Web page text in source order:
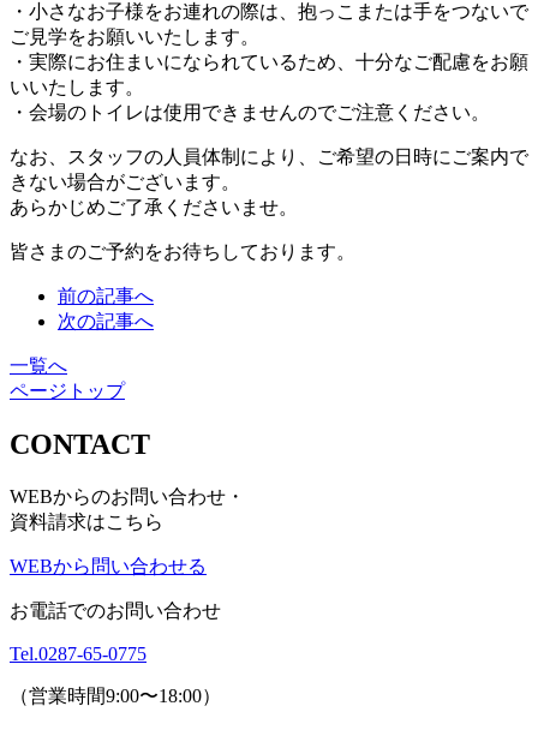
・小さなお子様をお連れの際は、抱っこまたは手をつないで
ご見学をお願いいたします。
・実際にお住まいになられているため、十分なご配慮をお願
いいたします。
・会場のトイレは使用できませんのでご注意ください。
なお、スタッフの人員体制により、ご希望の日時にご案内で
きない場合がございます。
あらかじめご了承くださいませ。
皆さまのご予約をお待ちしております。
前の記事へ
次の記事へ
一覧へ
ページトップ
CONTACT
WEBからのお問い合わせ・
資料請求はこちら
WEBから問い合わせる
お電話でのお問い合わせ
Tel.0287-65-0775
（営業時間9:00〜18:00）